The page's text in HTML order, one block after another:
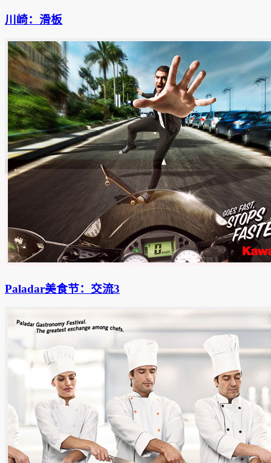
川崎：滑板
Paladar美食节：交流3